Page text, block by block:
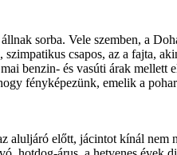
sorba. Vele szemben, a
csapos, az a fajta,
benzin- és vasúti árak
fényképezünk, emelik a
aluljáró előtt, jácintot kínál